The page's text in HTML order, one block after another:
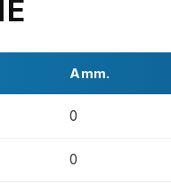
Amm.
0
0